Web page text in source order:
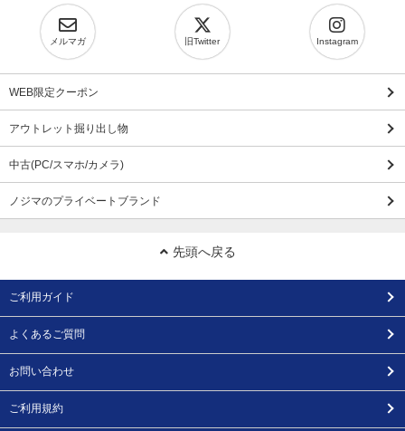
メルマガ 旧Twitter Instagram
WEB限定クーポン
アウトレット掘り出し物
中古(PC/スマホ/カメラ)
ノジマのプライベートブランド
先頭へ戻る
ご利用ガイド
よくあるご質問
お問い合わせ
ご利用規約